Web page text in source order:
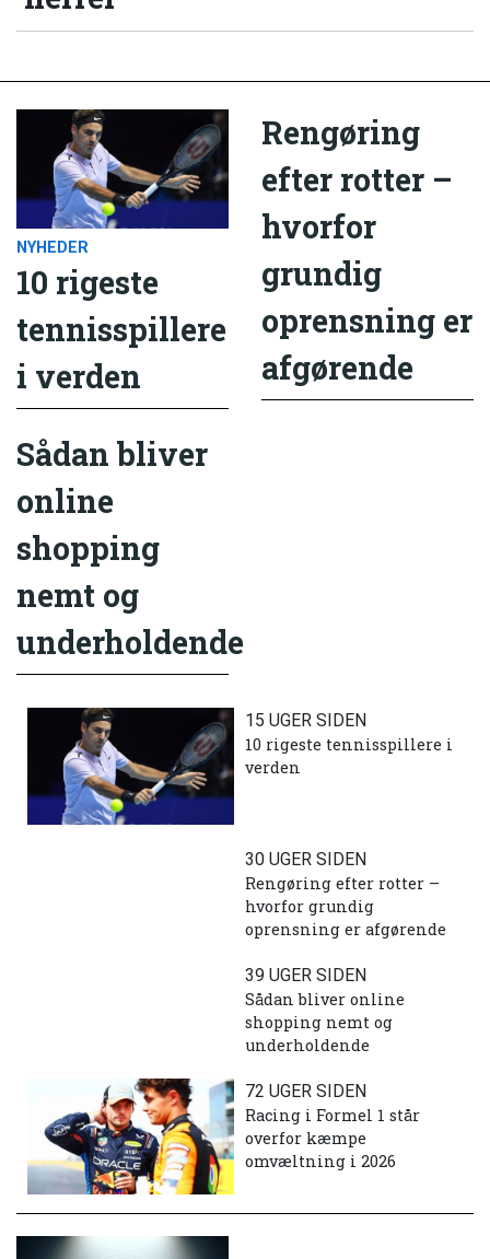
NYHEDER
10 rigeste
tennisspillere
i verden
Rengøring
efter rotter –
hvorfor
grundig
oprensning er
afgørende
Sådan bliver
online
shopping
nemt og
underholdende
15 UGER SIDEN
10 rigeste tennisspillere i
verden
30 UGER SIDEN
Rengøring efter rotter –
hvorfor grundig
oprensning er afgørende
39 UGER SIDEN
Sådan bliver online
shopping nemt og
underholdende
72 UGER SIDEN
Racing i Formel 1 står
overfor kæmpe
omvæltning i 2026